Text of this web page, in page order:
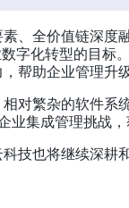
、全价值链深
字化转型的目标
帮助企业管理升
对繁杂的软件
集成管理挑战
技也将继续深